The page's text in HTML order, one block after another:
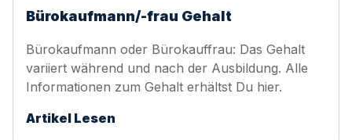
Bürokaufmann/-frau Gehalt
Bürokaufmann oder Bürokauffrau: Das Gehalt
variiert während und nach der Ausbildung. Alle
Informationen zum Gehalt erhältst Du hier.
Artikel Lesen